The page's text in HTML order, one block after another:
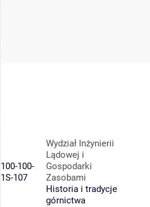
100-100-
1S-107
Wydział Inżynierii
Lądowej i
Gospodarki
Zasobami
Historia i tradycje
górnictwa